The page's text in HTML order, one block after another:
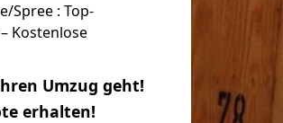
Spree : Top-
Kostenlose
Umzug geht!
erhalten!